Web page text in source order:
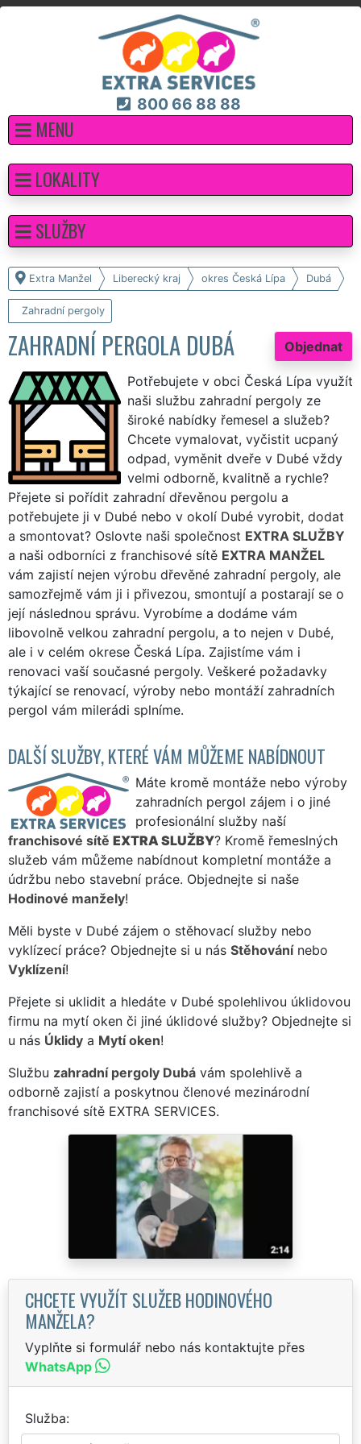
800 66 88 88
MENU
Extra Manžel Liberecký kraj okres Česká Lípa Dubá
Zahradní pergoly
Objednat
ZAHRADNÍ PERGOLA DUBÁ
Potřebujete v obci Česká Lípa využít
naši službu zahradní pergoly ze
široké nabídky řemesel a služeb?
Chcete vymalovat, vyčistit ucpaný
odpad, vyměnit dveře v Dubé vždy
velmi odborně, kvalitně a rychle?
Přejete si pořídit zahradní dřevěnou pergolu a
potřebujete ji v Dubé nebo v okolí Dubé vyrobit, dodat
a smontovat? Oslovte naši společnost EXTRA SLUŽBY
a naši odborníci z franchisové sítě EXTRA MANŽEL
vám zajistí nejen výrobu dřevěné zahradní pergoly, ale
samozřejmě vám ji i přivezou, smontují a postarají se o
její následnou správu. Vyrobíme a dodáme vám
libovolně velkou zahradní pergolu, a to nejen v Dubé,
ale i v celém okrese Česká Lípa. Zajistíme vám i
renovaci vaší současné pergoly. Veškeré požadavky
týkající se renovací, výroby nebo montáží zahradních
pergol vám milerádi splníme.
DALŠÍ SLUŽBY, KTERÉ VÁM MŮŽEME NABÍDNOUT
Máte kromě montáže nebo výroby
zahradních pergol zájem i o jiné
profesionální služby naší
franchisové sítě EXTRA SLUŽBY? Kromě řemeslných
služeb vám můžeme nabídnout kompletní montáže a
údržbu nebo stavební práce. Objednejte si naše
Hodinové manžely!
Měli byste v Dubé zájem o stěhovací služby nebo
vyklízecí práce? Objednejte si u nás Stěhovánínebo
Vyklízení!
Přejete si uklidit a hledáte v Dubé spolehlivou úklidovou
firmu na mytí oken či jiné úklidové služby? Objednejte si
u nás Úklidy a Mytí oken!
Službu zahradní pergoly Dubá vám spolehlivě a
odborně zajistí a poskytnou členové mezinárodní
franchisové sítě EXTRA SERVICES.
CHCETE VYUŽÍT SLUŽEB HODINOVÉHO
MANŽELA?
Vyplňte si formulář nebo nás kontaktujte přes
WhatsApp
Služba
LOKALITY
SLUŽBY